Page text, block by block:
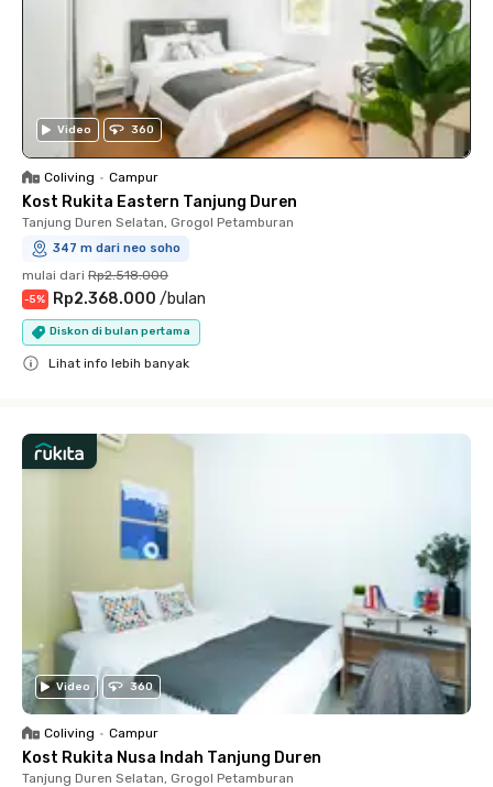
Video 360
Coliving • Campur
Kost Rukita Eastern Tanjung Duren
Tanjung Duren Selatan, Grogol Petamburan
347 m dari neo soho
mulai dari Rp2.518.000
-5% Rp2.368.000 /bulan
Diskon di bulan pertama
Lihat info lebih banyak
Video 360
Coliving • Campur
Kost Rukita Nusa Indah Tanjung Duren
Tanjung Duren Selatan, Grogol Petamburan